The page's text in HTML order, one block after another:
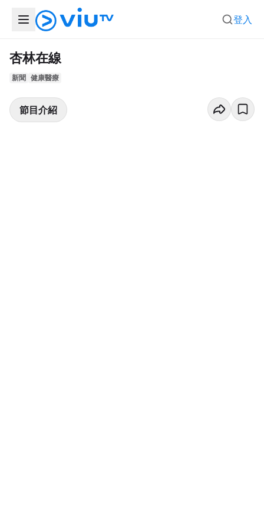
登入
杏林在線
新聞 健康醫療
節目介紹